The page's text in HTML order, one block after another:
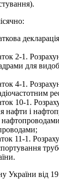
2-1.
для
4-1.
10-1.
нафти і
11-1.
України від